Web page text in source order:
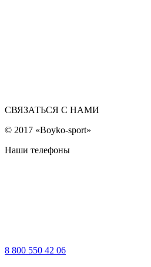
СВЯЗАТЬСЯ С НАМИ
© 2017 «Boyko-sport»
Наши телефоны
8 800 550 42 06